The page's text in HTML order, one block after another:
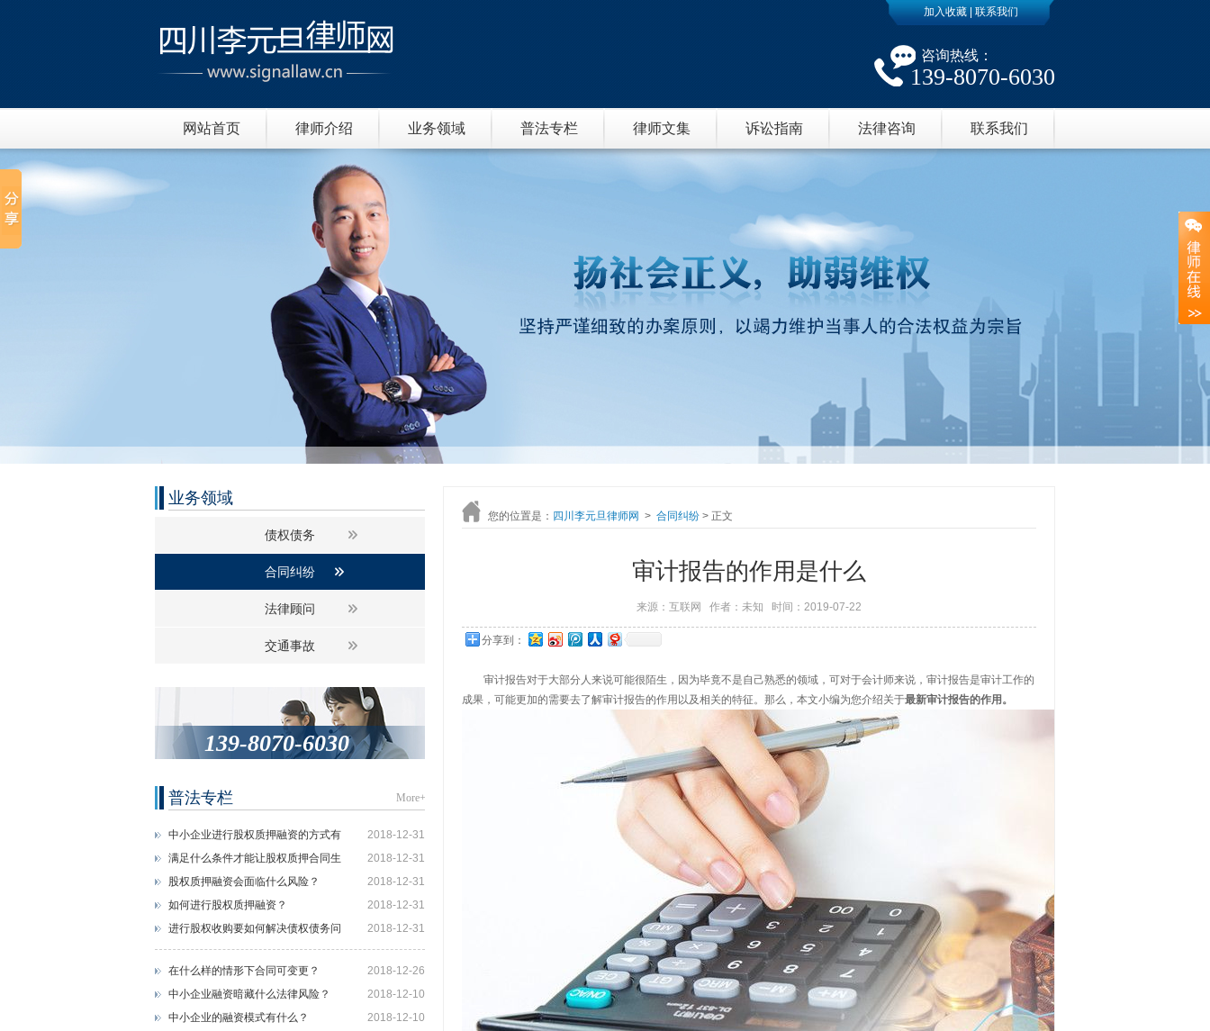
加入收藏|联系我们
咨询热线：
139-8070-6030
网站首页 律师介绍 业务领域 普法专栏 律师文集 诉讼指南 法律咨询 联系我们
业务领域
债权债务
合同纠纷
法律顾问
交通事故
139-8070-6030
普法专栏 More+
中小企业进行股权质押融资的方式有
什么？
2018-12-31
满足什么条件才能让股权质押合同生
效？
2018-12-31
股权质押融资会面临什么风险？
2018-12-31
如何进行股权质押融资？
2018-12-31
进行股权收购要如何解决债权债务问
题？
2018-12-31
在什么样的情形下合同可变更？
2018-12-26
中小企业融资暗藏什么法律风险？
2018-12-10
中小企业的融资模式有什么？
2018-12-10
您的位置是： 四川李元旦律师网 > 合同纠纷 > 正文
审计报告的作用是什么
来源：互联网 作者：未知 时间：2019-07-22
分享到：
审计报告对于大部分人来说可能很陌生，因为毕竟不是自己熟悉的领域，可对于会计师来说，审计报告是审计工作的
成果，可能更加的需要去了解审计报告的作用以及相关的特征。那么，本文小编为您介绍关于最新审计报告的作用。